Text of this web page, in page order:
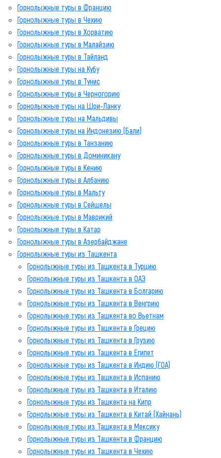
Горнолыжные туры в Францию
Горнолыжные туры в Чехию
Горнолыжные туры в Хорватию
Горнолыжные туры в Малайзию
Горнолыжные туры в Тайланд
Горнолыжные туры на Кубу
Горнолыжные туры в Тунис
Горнолыжные туры в Черногорию
Горнолыжные туры на Шри-Ланку
Горнолыжные туры на Мальдивы
Горнолыжные туры на Индонезию (Бали)
Горнолыжные туры в Танзанию
Горнолыжные туры в Доминикану
Горнолыжные туры в Кению
Горнолыжные туры в Албанию
Горнолыжные туры в Мальту
Горнолыжные туры в Сейшелы
Горнолыжные туры в Маврикий
Горнолыжные туры в Катар
Горнолыжные туры в Азербайджане
Горнолыжные туры из Ташкента
Горнолыжные туры из Ташкента в Турцию
Горнолыжные туры из Ташкента в ОАЭ
Горнолыжные туры из Ташкента в Болгарию
Горнолыжные туры из Ташкента в Венгрию
Горнолыжные туры из Ташкента во Вьетнам
Горнолыжные туры из Ташкента в Грецию
Горнолыжные туры из Ташкента в Грузию
Горнолыжные туры из Ташкента в Египет
Горнолыжные туры из Ташкента в Индию (ГОА)
Горнолыжные туры из Ташкента в Испанию
Горнолыжные туры из Ташкента в Италию
Горнолыжные туры из Ташкента на Кипр
Горнолыжные туры из Ташкента в Китай (Хайнань)
Горнолыжные туры из Ташкента в Мексику
Горнолыжные туры из Ташкента в Францию
Горнолыжные туры из Ташкента в Чехию